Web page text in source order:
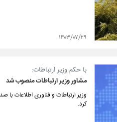
۱۴۰۳/۰۷/۲۹
با حکم وزیر ارتباطات:
مشاور وزیر ارتباطات منصوب شد
وزیر ارتباطات و فناوری اطلاعات
کرد.